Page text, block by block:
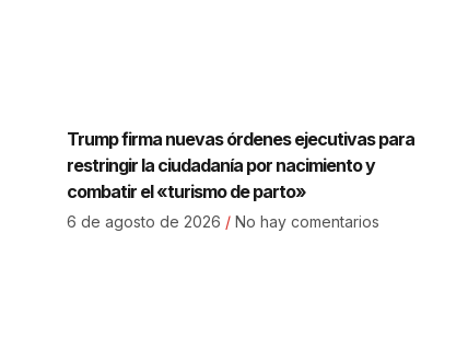
Trump firma nuevas órdenes ejecutivas para
restringir la ciudadanía por nacimiento y
combatir el «turismo de parto»
6 de agosto de 2026 No hay comentarios